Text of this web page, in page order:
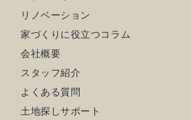
リノベーション
家づくりに役立つコラム
会社概要
スタッフ紹介
よくある質問
土地探しサポート